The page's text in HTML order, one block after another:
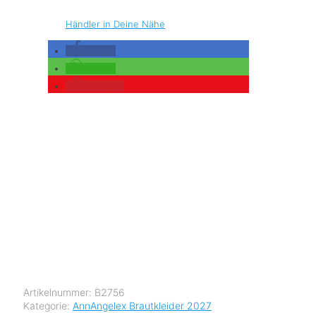
Händler in Deine Nähe
Artikelnummer: B2756
Kategorie: AnnAngelex Brautkleider 2027